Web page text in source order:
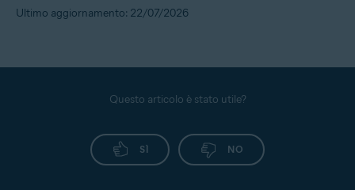
Ultimo aggiornamento: 22/07/2026
Questo articolo è stato utile?
SÌ NO